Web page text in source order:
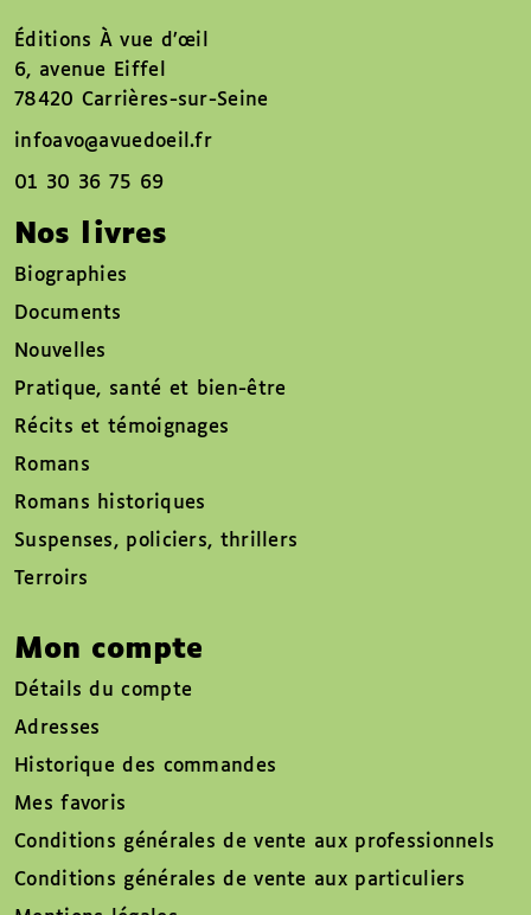
Éditions À vue d’œil
6, avenue Eiffel
78420 Carrières-sur-Seine
infoavo@avuedoeil.fr
01 30 36 75 69
Nos livres
Biographies
Documents
Nouvelles
Pratique, santé et bien-être
Récits et témoignages
Romans
Romans historiques
Suspenses, policiers, thrillers
Terroirs
Mon compte
Détails du compte
Adresses
Historique des commandes
Mes favoris
Conditions générales de vente aux professionnels
Conditions générales de vente aux particuliers